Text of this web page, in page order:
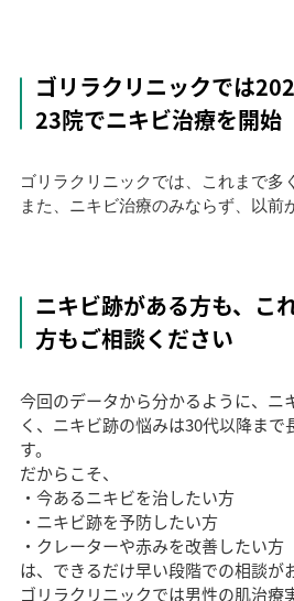
ゴリラクリニックでは
23院でニキビ治療を開始
ゴリラクリニックでは、これまで
また、ニキビ治療のみならず、以
ニキビ跡がある方も、こ
方もご相談ください
今回のデータから分かるように、ニ
く、ニキビ跡の悩みは30代以降まで
す。
だからこそ、
・今あるニキビを治したい方
・ニキビ跡を予防したい方
・クレーターや赤みを改善したい方
は、できるだけ早い段階での相談が
ゴリラクリニックでは男性の肌治療